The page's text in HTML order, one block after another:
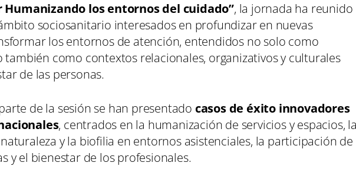
Humanizando los entornos del cuidado”, la jornada ha reunido
sociosanitario interesados en profundizar en nuevas
los entornos de atención, entendidos no solo como
también como contextos relacionales, organizativos y culturales
de las personas.
de la sesión se han presentado casos de éxito innovadores
, centrados en la humanización de servicios y espacios,
y la biofilia en entornos asistenciales, la participación de
y el bienestar de los profesionales.